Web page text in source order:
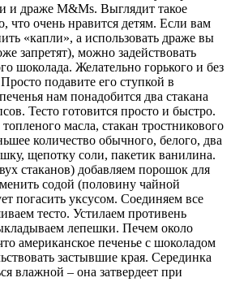
и драже M&Ms. Выглядит такое
что очень нравится детям. Если вам
«капли», а использовать драже вы
запретят), можно задействовать
шоколада. Желательно горького и без
подавите его ступкой в
нам понадобится два стакана
Тесто готовится просто и быстро.
масла, стакан тростникового
количество обычного, белого, два
щепотку соли, пакетик ванилина.
стаканов) добавляем порошок для
содой (половину чайной
погасить уксусом. Соединяем все
тесто. Устилаем противень
лепешки. Печем около
американское печенье с шоколадом
застывшие края. Серединка
влажной – она затвердеет при